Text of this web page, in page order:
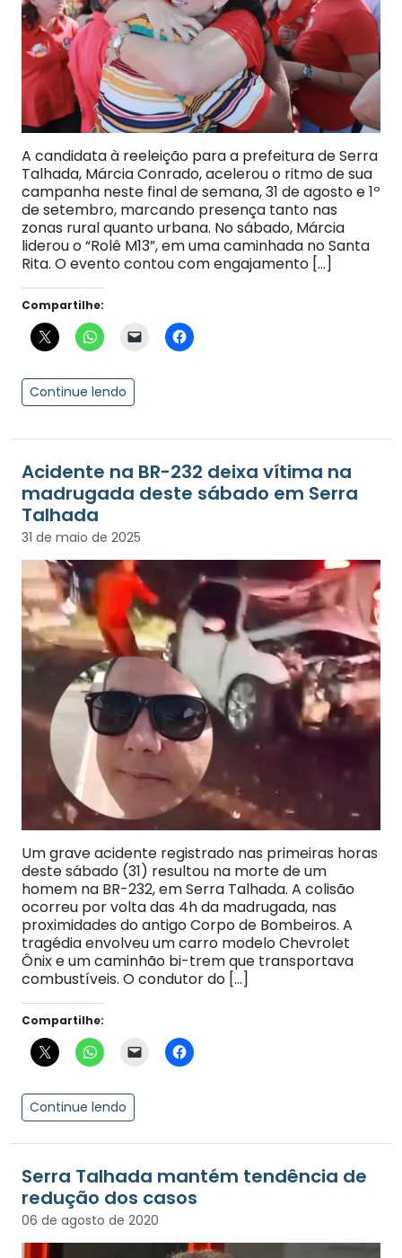
A candidata à reeleição para a prefeitura de Serra
Talhada, Márcia Conrado, acelerou o ritmo de sua
campanha neste final de semana, 31 de agosto e 1º
de setembro, marcando presença tanto nas
zonas rural quanto urbana. No sábado, Márcia
liderou o “Rolê M13”, em uma caminhada no Santa
Rita. O evento contou com engajamento […]
Compartilhe:
Continue lendo
Acidente na BR-232 deixa vítima na
madrugada deste sábado em Serra
Talhada
31 de maio de 2025
Um grave acidente registrado nas primeiras horas
deste sábado (31) resultou na morte de um
homem na BR-232, em Serra Talhada. A colisão
ocorreu por volta das 4h da madrugada, nas
proximidades do antigo Corpo de Bombeiros. A
tragédia envolveu um carro modelo Chevrolet
Ônix e um caminhão bi-trem que transportava
combustíveis. O condutor do […]
Compartilhe:
Continue lendo
Serra Talhada mantém tendência de
redução dos casos
06 de agosto de 2020